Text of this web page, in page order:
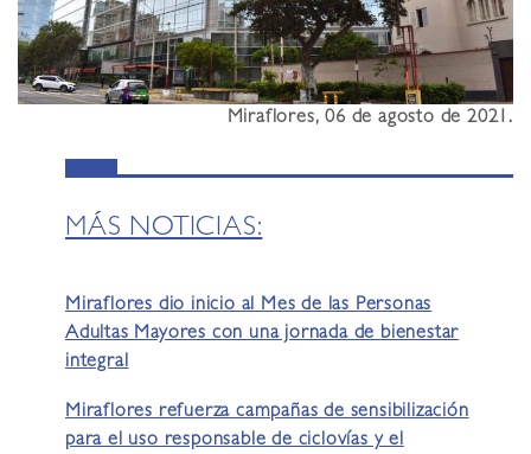
Miraflores, 06 de agosto de 2021.
MÁS NOTICIAS:
Miraflores dio inicio al Mes de las Personas
Adultas Mayores con una jornada de bienestar
integral
Miraflores refuerza campañas de sensibilización
para el uso responsable de ciclovías y el